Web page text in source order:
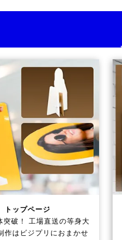
ップページ
突破！ 工場直送の等身大
作は ビジプリ におまかせ